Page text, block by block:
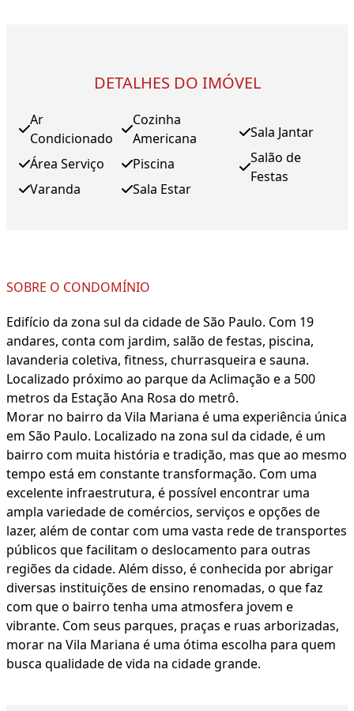
DETALHES DO IMÓVEL
Ar
Condicionado
Área Serviço
Varanda
Cozinha
Americana
Piscina
Sala Estar
Sala Jantar
Salão de
Festas
SOBRE O CONDOMÍNIO
Edifício da zona sul da cidade de São Paulo. Com 19
andares, conta com jardim, salão de festas, piscina,
lavanderia coletiva, fitness, churrasqueira e sauna.
Localizado próximo ao parque da Aclimação e a 500
metros da Estação Ana Rosa do metrô.
Morar no bairro da Vila Mariana é uma experiência única
em São Paulo. Localizado na zona sul da cidade, é um
bairro com muita história e tradição, mas que ao mesmo
tempo está em constante transformação. Com uma
excelente infraestrutura, é possível encontrar uma
ampla variedade de comércios, serviços e opções de
lazer, além de contar com uma vasta rede de transportes
públicos que facilitam o deslocamento para outras
regiões da cidade. Além disso, é conhecida por abrigar
diversas instituições de ensino renomadas, o que faz
com que o bairro tenha uma atmosfera jovem e
vibrante. Com seus parques, praças e ruas arborizadas,
morar na Vila Mariana é uma ótima escolha para quem
busca qualidade de vida na cidade grande.